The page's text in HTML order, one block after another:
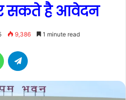
सकते है आवेदन
9,386 1 minute read